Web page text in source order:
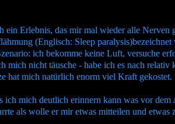
ein Erlebnis, das mir mal wieder alle Nerven
(Englisch: Sleep
ich bekomme keine Luft, versuche
mich nicht täusche - habe ich es nach
hat mich natürlich enorm viel Kraft gekostet.
ich mich deutlich erinnern kann was vor
als wolle er mir etwas mitteilen und